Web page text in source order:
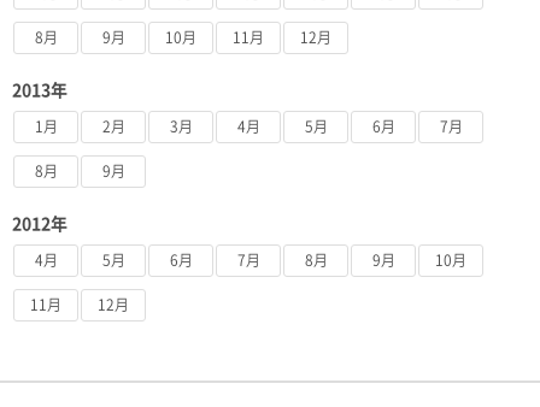
8月 9月 10月 11月 12月
2013年
1月 2月 3月 4月 5月 6月 7月
8月 9月
2012年
4月 5月 6月 7月 8月 9月 10月
11月 12月